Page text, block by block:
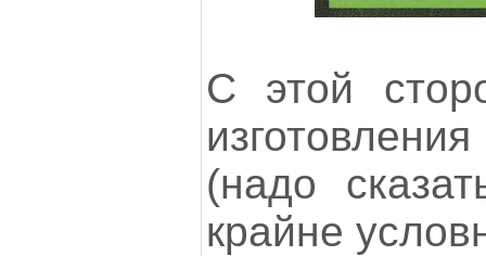
С этой
(надо
крайне